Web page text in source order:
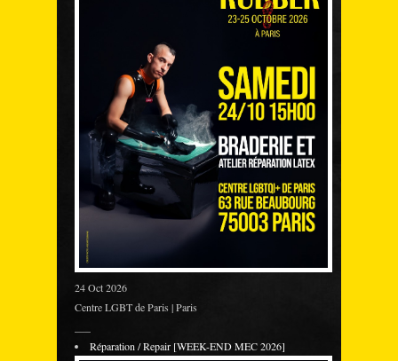
24 Oct 2026
Centre LGBT de Paris | Paris
Réparation / Repair [WEEK-END MEC 2026]